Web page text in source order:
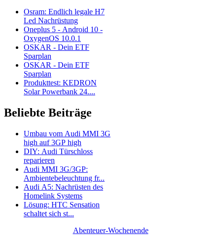
Osram: Endlich legale H7
Led Nachrüstung
Oneplus 5 - Android 10 -
OxygenOS 10.0.1
OSKAR - Dein ETF
Sparplan
OSKAR - Dein ETF
Sparplan
Produkttest: KEDRON
Solar Powerbank 24....
Beliebte Beiträge
Umbau vom Audi MMI 3G
high auf 3GP high
DIY: Audi Türschloss
reparieren
Audi MMI 3G/3GP:
Ambientebeleuchtung fr...
Audi A5: Nachrüsten des
Homelink Systems
Lösung: HTC Sensation
schaltet sich st...
Abenteuer-Wochenende